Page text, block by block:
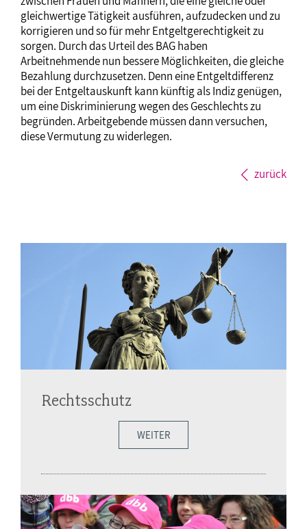
gleichwertige Tätigkeit ausführen, aufzudecken und zu
korrigieren und so für mehr Entgeltgerechtigkeit zu
sorgen. Durch das Urteil des BAG haben
Arbeitnehmende nun bessere Möglichkeiten, die gleiche
Bezahlung durchzusetzen. Denn eine Entgeltdifferenz
bei der Entgeltauskunft kann künftig als Indiz genügen,
um eine Diskriminierung wegen des Geschlechts zu
begründen. Arbeitgebende müssen dann versuchen,
diese Vermutung zu widerlegen.
zurück
Rechtsschutz
WEITER